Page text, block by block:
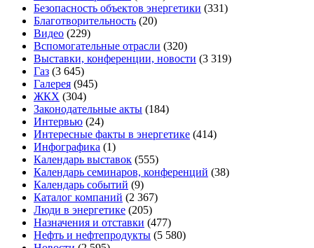
Безопасность объектов энергетики (331)
Благотворительность (20)
Видео (229)
Вспомогательные отрасли (320)
Выставки, конференции, новости (3 319)
Газ (3 645)
Галерея (945)
ЖКХ (304)
Законодательные акты (184)
Интервью (24)
Интересные факты в энергетике (414)
Инфографика (1)
Календарь выставок (555)
Календарь семинаров, конференций (38)
Календарь событий (9)
Каталог компаний (2 367)
Люди в энергетике (205)
Назначения и отставки (477)
Нефть и нефтепродукты (5 580)